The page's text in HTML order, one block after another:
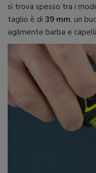
si trova spesso tra i
taglio è di 39 mm, un
agilmente barba e